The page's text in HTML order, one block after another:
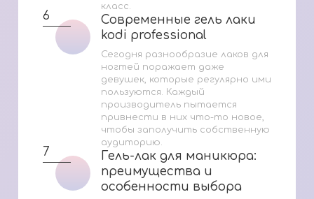
класс.
6
Современные гель лаки
kodi professional
Современные гель лаки
kodi professional
Сегодня разнообразие лаков для
ногтей поражает даже
девушек, которые регулярно ими
пользуются. Каждый
производитель пытается
привнести в них что-то новое,
чтобы заполучить собственную
аудиторию.
7
Гель-лак для маникюра:
преимущества и
особенности выбора
Гель-лак для маникюра:
преимущества и
особенности выбора